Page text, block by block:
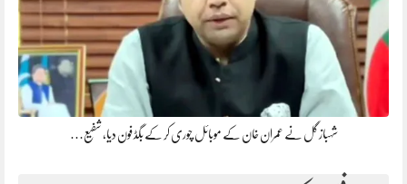
شہباز گل نے عمران خان کے موبائل چوری کر کے بگڈ فون دیا، شفیع…